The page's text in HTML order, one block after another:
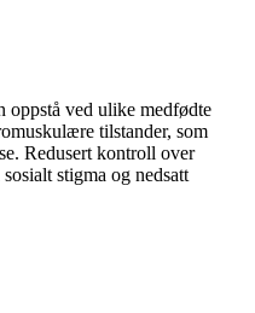
oppstå ved ulike medfødte
tilstander, som
Redusert kontroll over
stigma og nedsatt